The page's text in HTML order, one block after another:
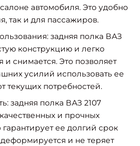
автомобиля. Это удобно
так и для пассажиров.
задняя полка ВАЗ
конструкцию и легко
и снимается. Это позволяет
усилий использовать ее
текущих потребностей.
задняя полка ВАЗ 2107
и прочных
гарантирует ее долгий срок
и не теряет